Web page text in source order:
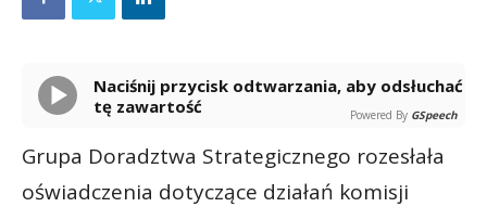
Naciśnij przycisk odtwarzania, aby odsłuchać
tę zawartość
Powered By GSpeech
Grupa Doradztwa Strategicznego rozesłała
oświadczenia dotyczące działań komisji